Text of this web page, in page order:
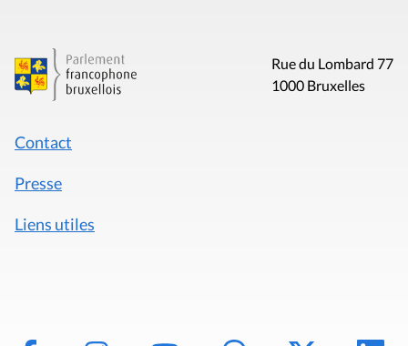
Rue du Lombard 77
1000 Bruxelles
Contact
Presse
Liens utiles